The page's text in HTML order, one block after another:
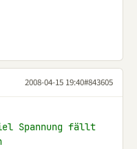
2008-04-15 19:40#843605
Spannung fällt